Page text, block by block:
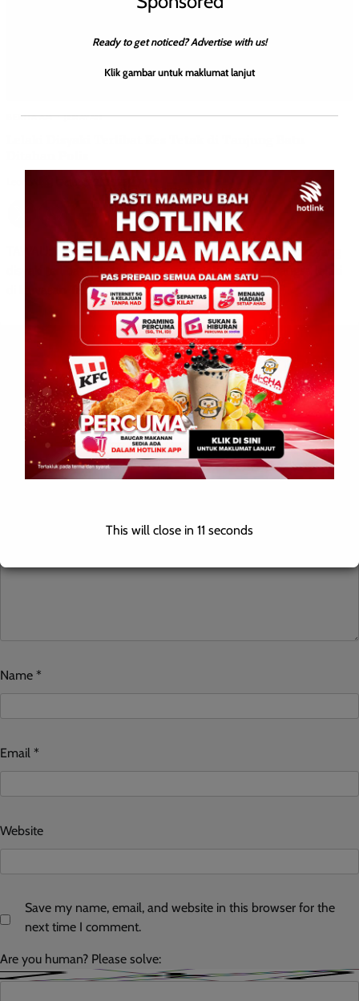
BERITA AM JENAYAH
TAWAU: 2 Oktober 2025 – Polis menahan seorang lelaki yang
disyaki terlibat dalam kejadian menetak seorang mangsa lelaki
di kawasan Tanjung Batu, di sini semalam. […]
Leave a Reply
Your email address will not be published. Required fields are
marked
Comment*
Name *
Email *
Website
Save my name, email, and website in this browser for the
next time I comment.
Are you human? Please solve:
Ready to get noticed? Advertise with us!
Klik gambar untuk maklumat lanjut
This will close in 10 seconds